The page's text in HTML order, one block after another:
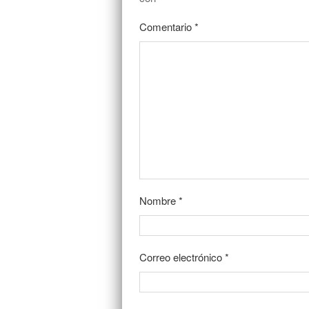
Comentario*
Nombre*
Correo electrónico*